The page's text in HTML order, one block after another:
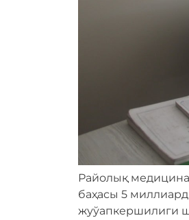
Райолық
баҳасы 5
жуўапкершилиги